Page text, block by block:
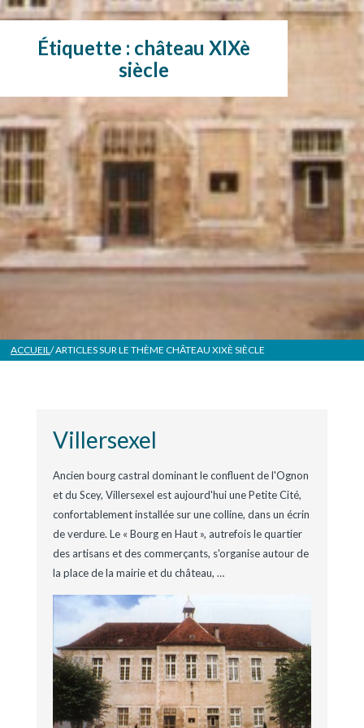
Étiquette : château XIXè
siècle
ACCUEIL/ ARTICLES SUR LE THÈME CHÂTEAU XIXÈ SIÈCLE
Villersexel
Ancien bourg castral dominant le confluent de l'Ognon
et du Scey, Villersexel est aujourd'hui une Petite Cité,
confortablement installée sur une colline, dans un écrin
de verdure. Le « Bourg en Haut », autrefois le quartier
des artisans et des commerçants, s'organise autour de
la place de la mairie et du château, …